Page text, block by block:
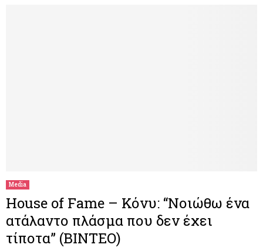
Media
House of Fame – Κόνυ: “Νοιώθω ένα
ατάλαντο πλάσμα που δεν έχει
τίποτα” (ΒΙΝΤΕΟ)